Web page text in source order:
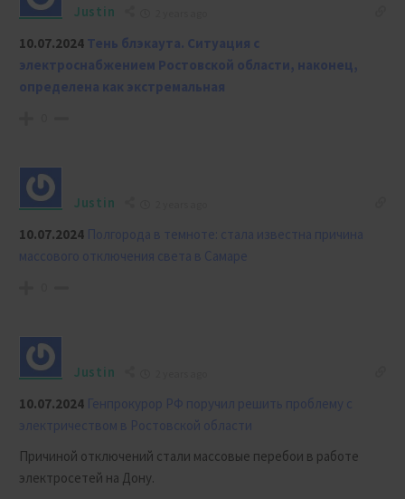
Justin
10.07.2024 Тень блэкаута. Ситуация с
электроснабжением Ростовской области, наконец,
определена как экстремальная
Justin
10.07.2024 Полгорода в темноте: стала известна причина
массового отключения света в Самаре
Justin
10.07.2024 Генпрокурор РФ поручил решить проблему с
электричеством в Ростовской области
Причиной отключений стали массовые перебои в работе
электросетей на Дону.